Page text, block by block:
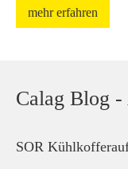
mehr erfahren
Calag Blog
SOR